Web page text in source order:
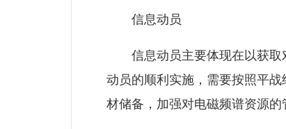
信息动员
信息动员主要体现在以获取
动员的顺利实施，需要按照平
材储备，加强对电磁频谱资源的